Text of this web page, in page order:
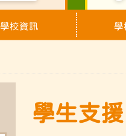
學校資訊 學
學生支援